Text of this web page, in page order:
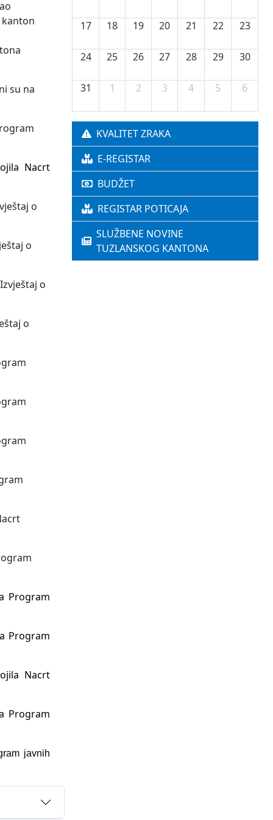
su na
Nacrt
o
o
o
o
Program
Program
Nacrt
Program
javnih
17 18 19 20 21 22 23
24 25 26 27 28 29 30
31 1 2 3 4 5 6
KVALITET ZRAKA
E-REGISTAR
BUDŽET
REGISTAR POTICAJA
SLUŽBENE NOVINE
TUZLANSKOG KANTONA